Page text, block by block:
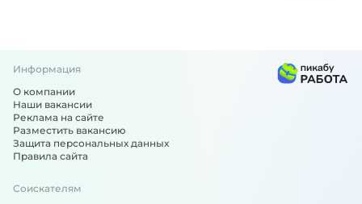
Информация
О компании
Наши вакансии
Реклама на сайте
Разместить вакансию
Защита персональных данных
Правила сайта
Соискателям